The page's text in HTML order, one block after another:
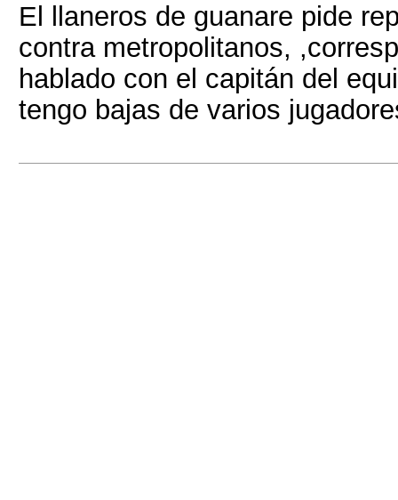
El llaneros de guanare pide
contra metropolitanos,
hablado con el capitán del
tengo bajas de varios